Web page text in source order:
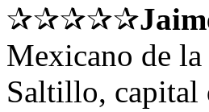
✰✰✰✰✰
Mexicano de
Saltillo, capital